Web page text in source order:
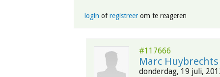
login ofregistreerom te reageren
#117666
Marc Huybrechts
donderdag, 19 juli,